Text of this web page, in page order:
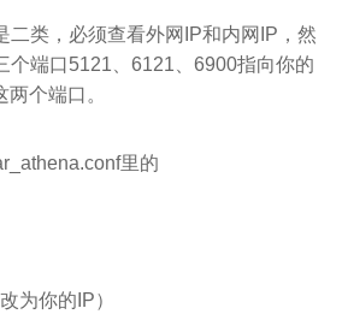
二类，必须查看外网IP和内网IP，然
个端口5121、6121、6900指向你的
个端口。
里的
为你的IP）